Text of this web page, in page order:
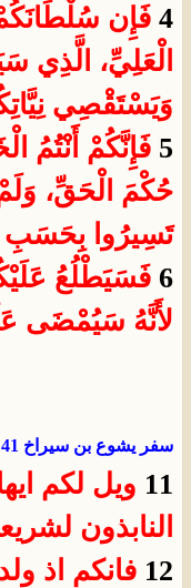
4 فَإِن
الْعَلِيِّ، الَّذِي
وَيَسْتَقْصِي
5 فَإِنَّكُمْ أَنْتُمُ
حُكْمَ الْحَقِّ،
تَسِيرُوا بِحَسَبِ
6 فَسَيَطْلُعُ
لأَنَّهُ سَيُمْضَى
سفر يشوع بن سيراخ 41
11 ويل لكم
النابذون
12 فانكم اذ